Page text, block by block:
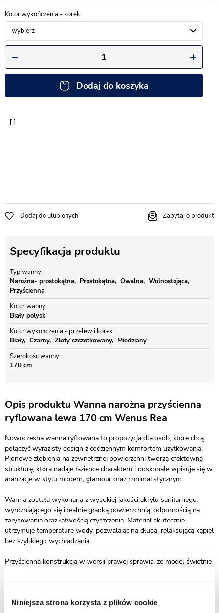
Niniejsza strona korzysta z plików cookie
Kolor wykończenia - korek
wybierz
Dodaj do koszyka
Dodaj do ulubionych Zapytaj o produkt
Specyfikacja produktu
Typ wanny
Narożna- prostokątna
Prostokątna Owalna
Wolnostojąca
Przyścienna
Kolor wanny
Biały połysk
Kolor wykończenia - przelew i korek
Biały
Czarny Złoty szczotkowany
Miedziany
Szerokość wanny
170 cm
Opis produktu Wanna narożna przyścienna
ryflowana lewa 170 cm Wenus Rea
Nowoczesna wanna ryflowana to propozycja dla osób, które chcą
połączyć wyrazisty design z codziennym komfortem użytkowania.
Pionowe żłobienia na zewnętrznej powierzchni tworzą efektowną
strukturę, która nadaje łazience charakteru i doskonale wpisuje się w
aranżacje w stylu modern, glamour oraz minimalistycznym.
Wanna została wykonana z wysokiej jakości akrylu sanitarnego,
wyróżniającego się idealnie gładką powierzchnią, odpornością na
zarysowania oraz łatwością czyszczenia. Materiał skutecznie
utrzymuje temperaturę wody, pozwalając na długą, relaksującą kąpiel
bez szybkiego wychładzania.
Przyścienna konstrukcja w wersji prawej sprawia, że model świetnie
zagospodarowanie przestrzeni. Elegancka forma wanny może pełnić
nowoczesną estetyką i ponadczasowym stylem.